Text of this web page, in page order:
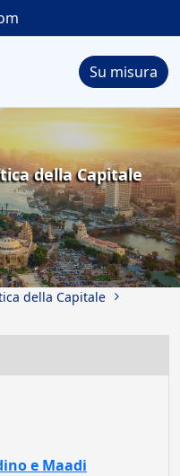
Su misura
della Capitale
della Capitale
e Maadi